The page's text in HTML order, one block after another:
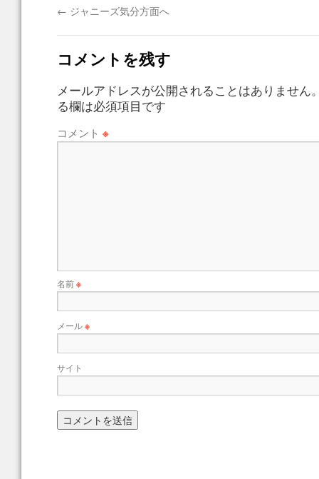
← ジャニーズ気分方面へ
コメントを残す
メールアドレスが公開されることはありません
る欄は必須項目です
コメント ※
名前※
メール※
サイト